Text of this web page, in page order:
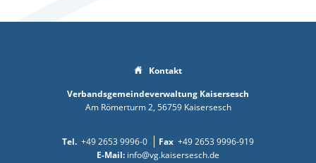
Kontakt
Verbandsgemeindeverwaltung Kaisersesch
Am Römerturm 2 56759 Kaisersesch
+49 2653 9996-0
+49 2653 9996-919
info@vg.kaisersesch.de